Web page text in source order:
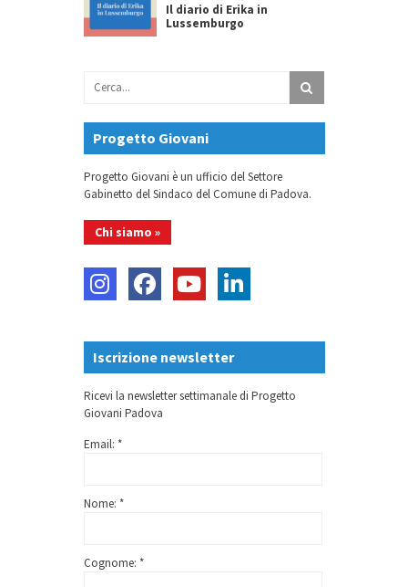
Il diario di Erika in
Lussemburgo
Progetto Giovani
Progetto Giovani è un ufficio del Settore
Gabinetto del Sindaco del Comune di Padova.
Chi siamo »
Iscrizione newsletter
Ricevi la newsletter settimanale di Progetto
Giovani Padova
Email: *
Nome: *
Cognome: *